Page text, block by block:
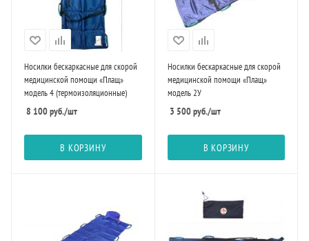
Носилки бескаркасные для скорой
медицинской помощи «Плащ»
модель 4 (термоизоляционные)
8 100руб./шт
В КОРЗИНУ
Носилки бескаркасные для скорой
медицинской помощи «Плащ»
модель 2У
3 500руб./шт
В КОРЗИНУ